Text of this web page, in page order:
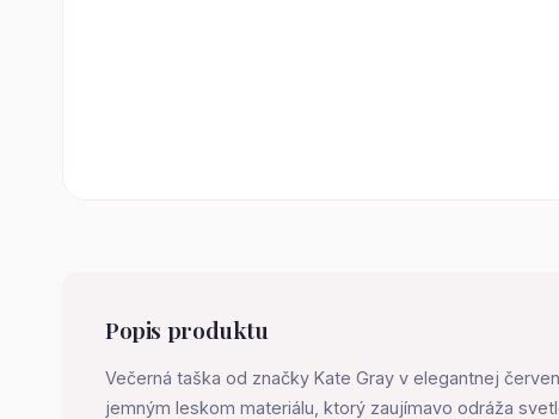
Popis produktu
Večerná taška od značky Kate Gray v elegantnej
jemným leskom materiálu, ktorý zaujímavo odráža